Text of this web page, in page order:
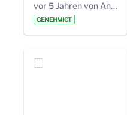
vor 5 Jahren von Anni Schlumberger
GENEHMIGT